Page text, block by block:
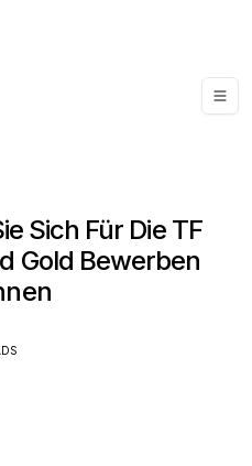
Sich Für Die TF
Gold Bewerben